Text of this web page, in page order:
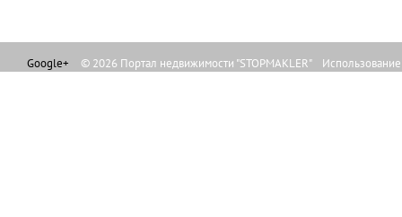
Google+ © 2026 Портал недвижимости "STOPMAKLER"